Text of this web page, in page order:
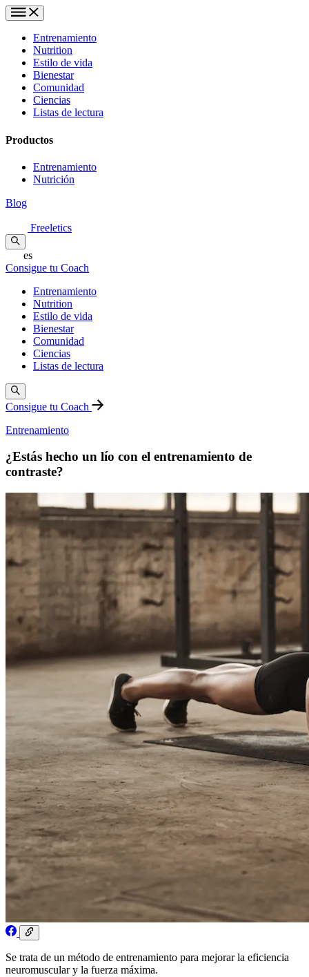
Entrenamiento
Nutrition
Estilo de vida
Bienestar
Comunidad
Ciencias
Listas de lectura
Productos
Entrenamiento
Nutrición
Blog
Freeletics
es
Consigue tu Coach
Entrenamiento
Nutrition
Estilo de vida
Bienestar
Comunidad
Ciencias
Listas de lectura
Consigue tu Coach
Entrenamiento
¿Estás hecho un lío con el entrenamiento de
contraste?
Se trata de un método de entrenamiento para mejorar la eficiencia
neuromuscular y la fuerza máxima.